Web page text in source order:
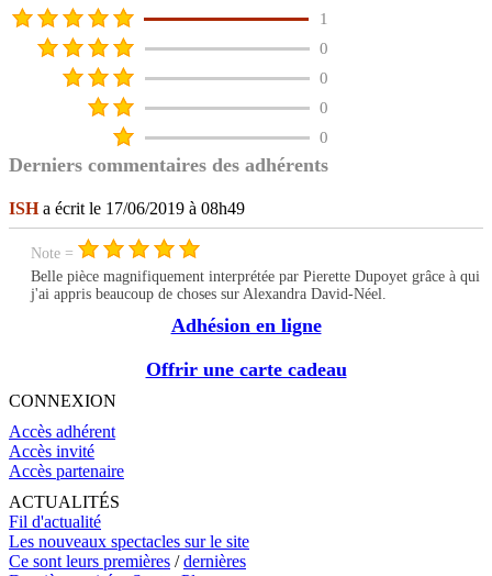
1
0
0
0
0
Derniers commentaires des adhérents
ISHa écrit le 17/06/2019 à 08h49
Note =
Belle pièce magnifiquement interprétée par Pierette Dupoyet grâce à qui
j'ai appris beaucoup de choses sur Alexandra David-Néel.
Adhésion en ligne
Offrir une carte cadeau
CONNEXION
Accès adhérent
Accès invité
Accès partenaire
ACTUALITÉS
Fil d'actualité
Les nouveaux spectacles sur le site
Ce sont leurs premières /dernières